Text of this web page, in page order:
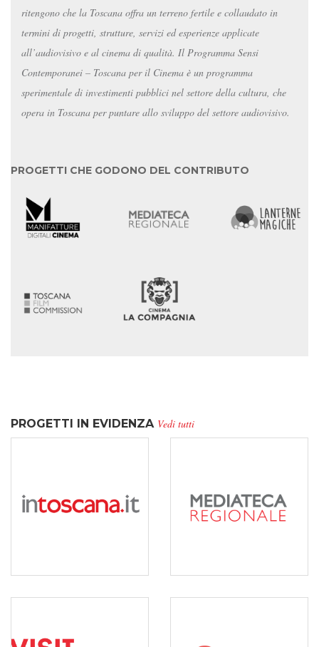
ritengono che la Toscana offra un terreno fertile e collaudato in
termini di progetti, strutture, servizi ed esperienze applicate
all’audiovisivo e al cinema di qualità. Il Programma Sensi
Contemporanei – Toscana per il Cinema è un programma
sperimentale di investimenti pubblici nel settore della cultura, che
opera in Toscana per puntare allo sviluppo del settore audiovisivo.
PROGETTI CHE GODONO DEL CONTRIBUTO
PROGETTI IN EVIDENZA Vedi tutti
multicanale creato per
rappresentare il territorio e
L'archivio mediatecale della
Toscana è il nucleo da cui
partono le politiche regionali
L'ecosistema digitale del turismo